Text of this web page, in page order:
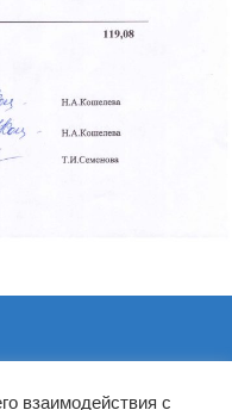
взаимодействия с